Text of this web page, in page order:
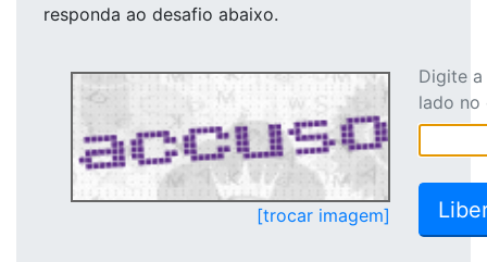
responda ao desafio abaixo.
[trocar imagem]
Digite
lado no